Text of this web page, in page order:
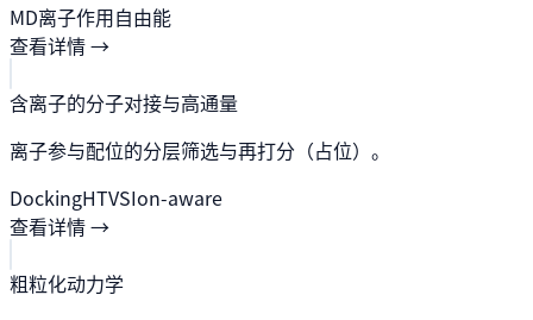
MD离子作用自由能
查看详情 →
含离子的分子对接与高通量
离子参与配位的分层筛选与再打分（占位）。
DockingHTVSIon-aware
查看详情 →
粗粒化动力学